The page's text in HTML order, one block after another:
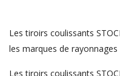
Les tiroirs coulissants
les marques de
Les tiroirs coulissants